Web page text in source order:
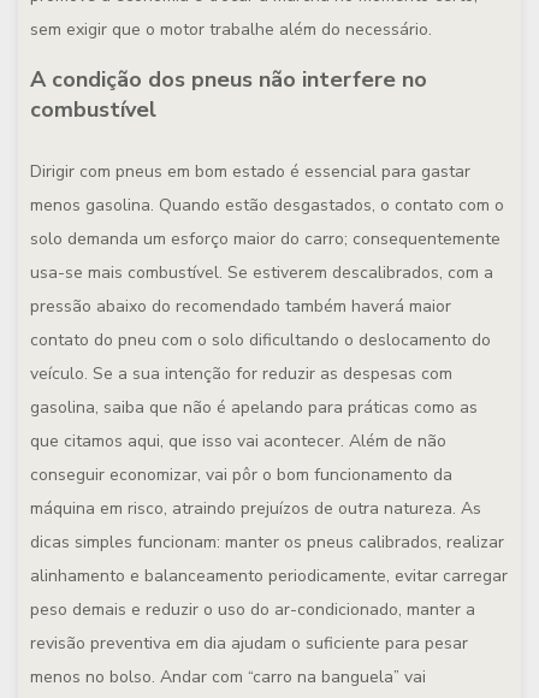
sem exigir que o motor trabalhe além do necessário.
A condição dos pneus não interfere no
combustível
Dirigir com pneus em bom estado é essencial para gastar
menos gasolina. Quando estão desgastados, o contato com o
solo demanda um esforço maior do carro; consequentemente
usa-se mais combustível. Se estiverem descalibrados, com a
pressão abaixo do recomendado também haverá maior
contato do pneu com o solo dificultando o deslocamento do
veículo. Se a sua intenção for reduzir as despesas com
gasolina, saiba que não é apelando para práticas como as
que citamos aqui, que isso vai acontecer. Além de não
conseguir economizar, vai pôr o bom funcionamento da
máquina em risco, atraindo prejuízos de outra natureza. As
dicas simples funcionam: manter os pneus calibrados, realizar
alinhamento e balanceamento periodicamente, evitar carregar
peso demais e reduzir o uso do ar-condicionado, manter a
revisão preventiva em dia ajudam o suficiente para pesar
menos no bolso. Andar com “carro na banguela” vai